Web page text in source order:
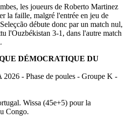
les joueurs de Roberto Martinez
la faille, malgré l'entrée en jeu de
débute donc par un match nul,
l'Ouzbékistan 3-1, dans l'autre match
DÉMOCRATIQUE DU
- Phase de poules - Groupe K -
Wissa (45e+5) pour la
Congo.